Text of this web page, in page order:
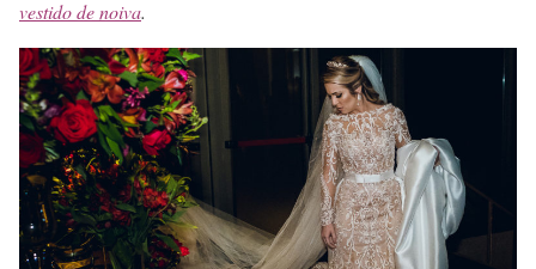
vestido de noiva.